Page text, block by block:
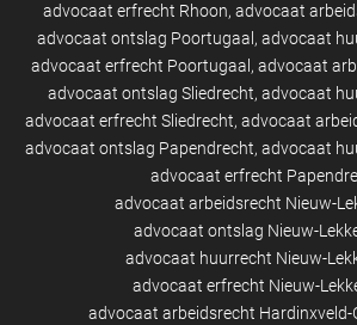
advocaat erfrecht Rhoon advocaat
advocaat ontslag Poortugaal
advocaat
advocaat erfrecht Poortugaal
advocaat
advocaat ontslag Sliedrecht advocaat
advocaat erfrecht Sliedrecht advocaat
advocaat ontslag Papendrecht advocaat
advocaat erfrecht
advocaat arbeidsrecht Nieuw-
advocaat ontslag Nieuw-
advocaat huurrecht Nieuw-
advocaat erfrecht Nieuw-
advocaat arbeidsrecht Hardinxveld-